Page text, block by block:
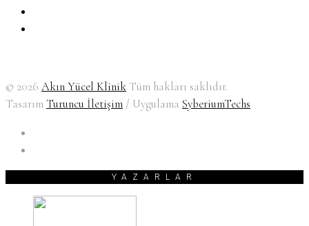
© 2026 Akın Yücel Klinik Tüm hakları saklıdır.
Tasarım Turuncu İletişim / Uygulama SyberiumTechs
YAZARLAR